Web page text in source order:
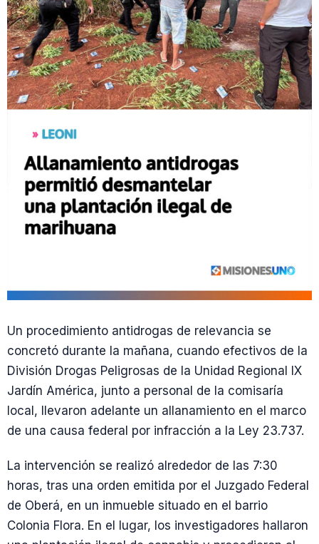
Un procedimiento antidrogas de relevancia se
concretó durante la mañana, cuando efectivos de la
División Drogas Peligrosas de la Unidad Regional IX
Jardín América, junto a personal de la comisaría
local, llevaron adelante un allanamiento en el marco
de una causa federal por infracción a la Ley 23.737.
La intervención se realizó alrededor de las 7:30
horas, tras una orden emitida por el Juzgado Federal
de Oberá, en un inmueble situado en el barrio
Colonia Flora. En el lugar, los investigadores hallaron